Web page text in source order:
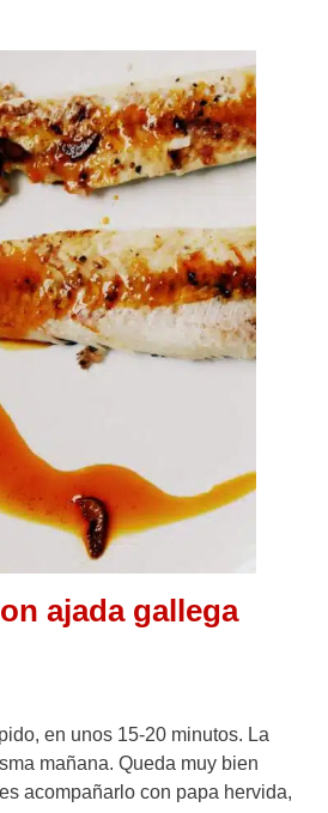
ajada gallega
en unos 15-20 minutos. La
mañana. Queda muy bien
acompañarlo con papa hervida,